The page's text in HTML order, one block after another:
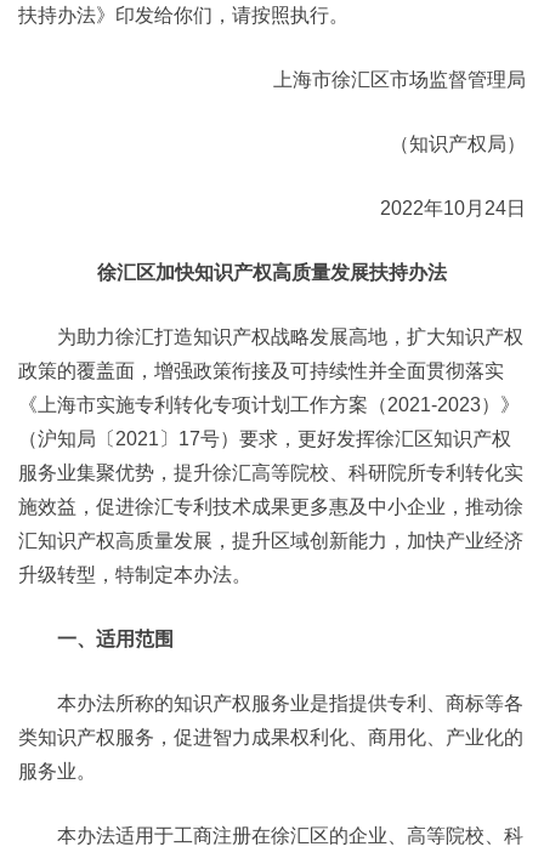
扶持办法》印发给你们，请按照执行。
上海市徐汇区市场监督管理局
（知识产权局）
2022年10月24日
徐汇区加快知识产权高质量发展扶持办法
为助力徐汇打造知识产权战略发展高地，扩大知识产权
政策的覆盖面，增强政策衔接及可持续性并全面贯彻落实
《上海市实施专利转化专项计划工作方案（2021-2023）》
（沪知局〔2021〕17号）要求，更好发挥徐汇区知识产权
服务业集聚优势，提升徐汇高等院校、科研院所专利转化实
施效益，促进徐汇专利技术成果更多惠及中小企业，推动徐
汇知识产权高质量发展，提升区域创新能力，加快产业经济
升级转型，特制定本办法。
一、适用范围
本办法所称的知识产权服务业是指提供专利、商标等各
类知识产权服务，促进智力成果权利化、商用化、产业化的
服务业。
本办法适用于工商注册在徐汇区的企业、高等院校、科